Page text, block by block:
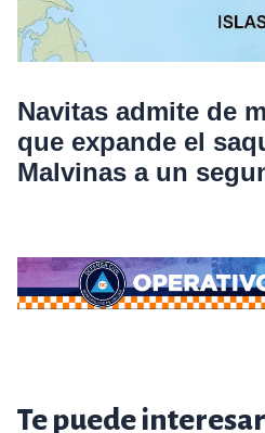
Navitas admite de
que expande el
Malvinas a un
Te puede interesar